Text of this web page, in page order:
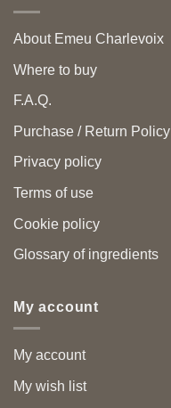
About Emeu Charlevoix
Where to buy
F.A.Q.
Purchase / Return Policy
Privacy policy
Terms of use
Cookie policy
Glossary of ingredients
My account
My account
My wish list